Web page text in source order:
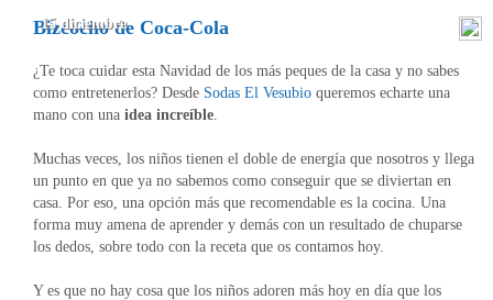
15 diciembre
Bizcocho de Coca-Cola
¿Te toca cuidar esta Navidad de los más peques de la casa y no sabes
como entretenerlos? Desde Sodas El Vesubio queremos echarte una
mano con una idea increíble.
Muchas veces, los niños tienen el doble de energía que nosotros y llega
un punto en que ya no sabemos como conseguir que se diviertan en
casa. Por eso, una opción más que recomendable es la cocina. Una
forma muy amena de aprender y demás con un resultado de chuparse
los dedos, sobre todo con la receta que os contamos hoy.
Y es que no hay cosa que los niños adoren más hoy en día que los